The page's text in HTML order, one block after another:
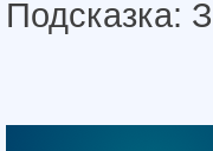
Подсказка: